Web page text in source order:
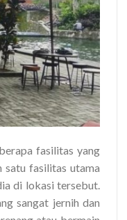
fasilitas yang
satu fasilitas utama
di lokasi tersebut.
sangat jernih dan